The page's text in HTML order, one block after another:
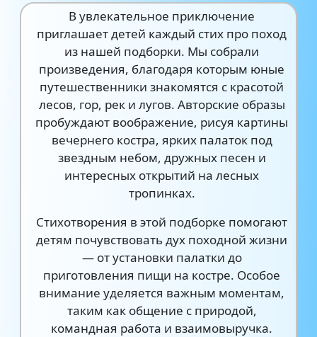
В увлекательное приключение
приглашает детей каждый стих про поход
из нашей подборки. Мы собрали
произведения, благодаря которым юные
путешественники знакомятся с красотой
лесов, гор, рек и лугов. Авторские образы
пробуждают воображение, рисуя картины
вечернего костра, ярких палаток под
звездным небом, дружных песен и
интересных открытий на лесных
тропинках.
Стихотворения в этой подборке помогают
детям почувствовать дух походной жизни
— от установки палатки до
приготовления пищи на костре. Особое
внимание уделяется важным моментам,
таким как общение с природой,
командная работа и взаимовыручка.